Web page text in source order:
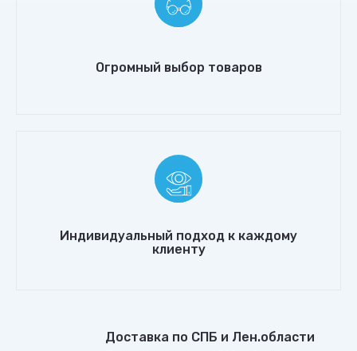
Огромный выбор товаров
Индивидуальный подход к каждому
клиенту
Доставка по СПБ и Лен.области